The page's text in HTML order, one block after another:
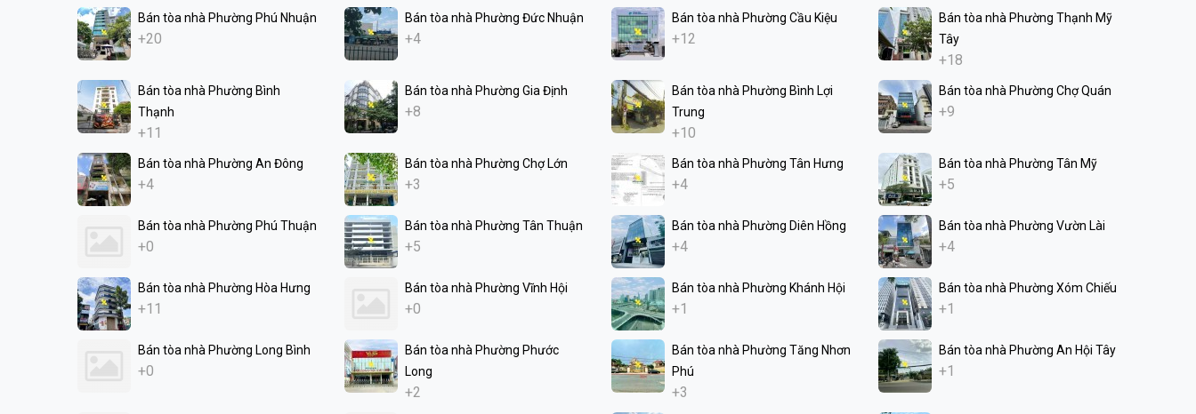
Bán tòa nhà Phường Phú Nhuận
+20
Bán tòa nhà Phường Đức Nhuận
+4
Bán tòa nhà Phường Cầu Kiệu
+12
Bán tòa nhà Phường Thạnh Mỹ
Tây
+18
Bán tòa nhà Phường Bình
Thạnh
+11
Bán tòa nhà Phường Gia Định
+8
Bán tòa nhà Phường Bình Lợi
Trung
+10
Bán tòa nhà Phường Chợ Quán
+9
Bán tòa nhà Phường An Đông
+4
Bán tòa nhà Phường Chợ Lớn
+3
Bán tòa nhà Phường Tân Hưng
+4
Bán tòa nhà Phường Tân Mỹ
+5
Bán tòa nhà Phường Phú Thuận
+0
Bán tòa nhà Phường Tân Thuận
+5
Bán tòa nhà Phường Diên Hồng
+4
Bán tòa nhà Phường Vườn Lài
+4
Bán tòa nhà Phường Hòa Hưng
+11
Bán tòa nhà Phường Vĩnh Hội
+0
Bán tòa nhà Phường Khánh Hội
+1
Bán tòa nhà Phường Xóm Chiếu
+1
Bán tòa nhà Phường Long Bình
+0
Bán tòa nhà Phường Phước
Long
+2
Bán tòa nhà Phường Tăng Nhơn
Phú
+3
Bán tòa nhà Phường An Hội Tây
+1